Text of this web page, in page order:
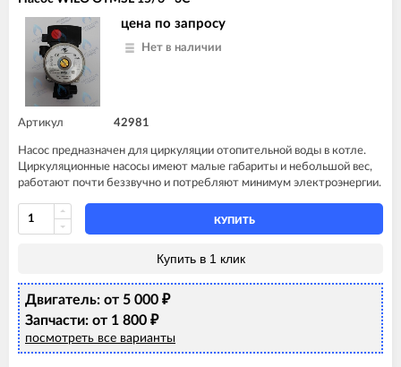
цена по запросу
Нет в наличии
Артикул 42981
Насос предназначен для циркуляции отопительной воды в котле.
Циркуляционные насосы имеют малые габариты и небольшой вес,
работают почти беззвучно и потребляют минимум электроэнергии.
КУПИТЬ
Купить в 1 клик
Двигатель: от 5 000 ₽
Запчасти: от 1 800 ₽
посмотреть все варианты